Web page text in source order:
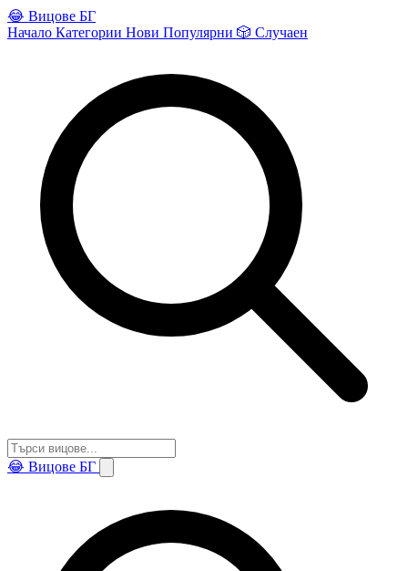
😂 Вицове БГ
Начало Категории Нови Популярни 🎲 Случаен
😂 Вицове БГ